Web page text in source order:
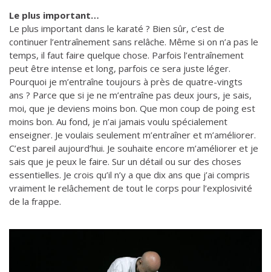
Le plus important…
Le plus important dans le karaté ? Bien sûr, c’est de
continuer l’entraînement sans relâche. Même si on n’a pas le
temps, il faut faire quelque chose. Parfois l’entraînement
peut être intense et long, parfois ce sera juste léger.
Pourquoi je m’entraîne toujours à près de quatre-vingts
ans ? Parce que si je ne m’entraîne pas deux jours, je sais,
moi, que je deviens moins bon. Que mon coup de poing est
moins bon. Au fond, je n’ai jamais voulu spécialement
enseigner. Je voulais seulement m’entraîner et m’améliorer.
C’est pareil aujourd’hui. Je souhaite encore m’améliorer et je
sais que je peux le faire. Sur un détail ou sur des choses
essentielles. Je crois qu’il n’y a que dix ans que j’ai compris
vraiment le relâchement de tout le corps pour l’explosivité
de la frappe.